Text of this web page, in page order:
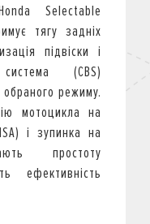
Selectable
тягу задніх
підвіски і
(CBS)
режиму.
мотоцикла на
і зупинка на
простоту
ефективність